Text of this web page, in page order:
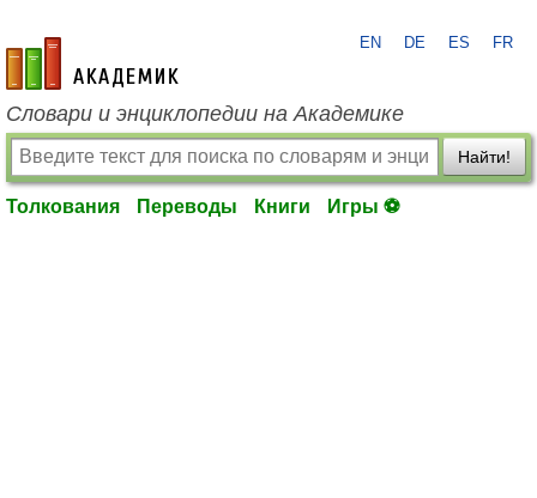
academic.ru
EN DE ES FR
Словари и энциклопедии на Академике
Найти!
Толкования Переводы Книги Игры ⚽